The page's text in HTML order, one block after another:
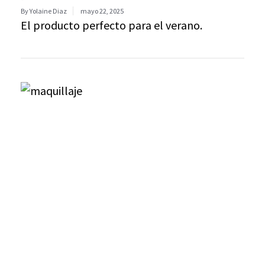
By Yolaine Diaz mayo 22, 2025
El producto perfecto para el verano.